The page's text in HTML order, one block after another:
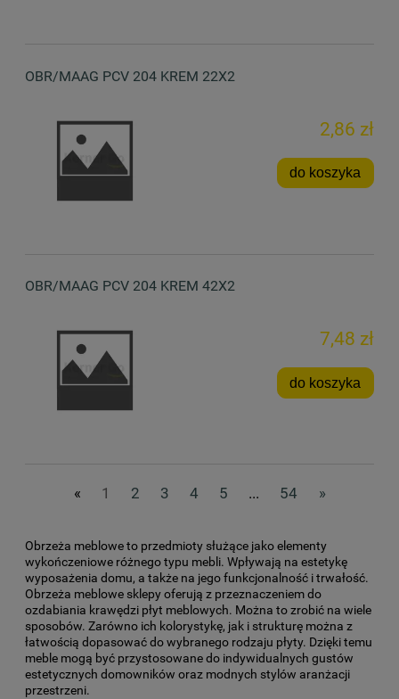
OBR/MAAG PCV 204 KREM 22X2
2,86 zł
do koszyka
OBR/MAAG PCV 204 KREM 42X2
7,48 zł
do koszyka
« 1 2 3 4 5 ... 54 »
Obrzeża meblowe to przedmioty służące jako elementy
wykończeniowe różnego typu mebli. Wpływają na estetykę
wyposażenia domu, a także na jego funkcjonalność i trwałość.
Obrzeża meblowe sklepy oferują z przeznaczeniem do
ozdabiania krawędzi płyt meblowych. Można to zrobić na wiele
sposobów. Zarówno ich kolorystykę, jak i strukturę można z
łatwością dopasować do wybranego rodzaju płyty. Dzięki temu
meble mogą być przystosowane do indywidualnych gustów
estetycznych domowników oraz modnych stylów aranżacji
przestrzeni.